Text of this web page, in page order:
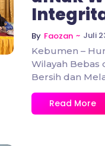
By Faozan ~ Juli
Kebumen –
Wilayah Bebas
Bersih dan
Read More